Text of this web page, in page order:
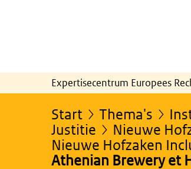
Expertisecentrum Europees
Start Thema's
Justitie
Nieuwe
Nieuwe Hofzaken
Athenian Brewery et